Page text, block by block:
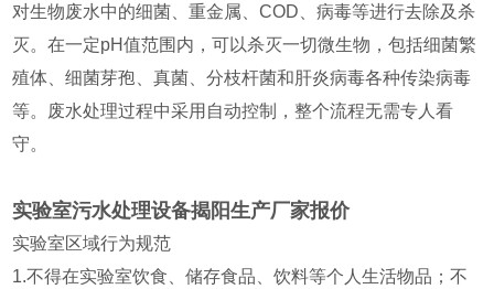
对生物废水中的细菌、重金属、COD、病毒等进行去除及杀
灭。在一定pH值范围内，可以杀灭一切微生物，包括细菌繁
殖体、细菌芽孢、真菌、分枝杆菌和肝炎病毒各种传染病毒
等。废水处理过程中采用自动控制，整个流程无需专人看
守。
实验室污水处理设备揭阳生产厂家报价
实验室区域行为规范
1.不得在实验室饮食、储存食品、饮料等个人生活物品；不